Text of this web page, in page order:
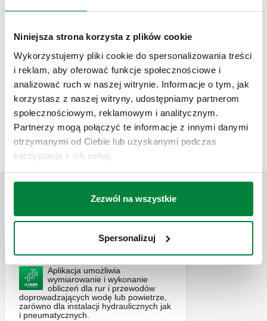
Niniejsza strona korzysta z plików cookie
Wykorzystujemy pliki cookie do spersonalizowania treści
i reklam, aby oferować funkcje społecznościowe i
analizować ruch w naszej witrynie. Informacje o tym, jak
korzystasz z naszej witryny, udostępniamy partnerom
społecznościowym, reklamowym i analitycznym.
Partnerzy mogą połączyć te informacje z innymi danymi
otrzymanymi od Ciebie lub uzyskanymi podczas
korzystania z ich usług.
Zezwól na wszystkie
Spersonalizuj
Modele 3D
Specyfikacja techniczna Pokaż Skopiuj
CALEFFI, 930418. Złączka kolankowa z gwintem
zewnętrznym do montażu na ścianie Do połączenia ze
złączkami serii 347, 438 i 680 do zastosowań z wodą.
Przyłącze 1: G 1/2" (ISO 228-1) GW. Przyłącze 2: 23 p. 1,5 M,
Podłączenie do złączek Caleffi.
SCIP code
2bcc9431-20f9-4013-8643-
a727221ea345
Pokaż
Skopiuj
Aplikacja umożliwia
wymiarowanie i wykonanie
obliczeń dla rur i przewodów
doprowadzających wodę lub powietrze,
zarówno dla instalacji hydraulicznych jak
i pneumatycznych.